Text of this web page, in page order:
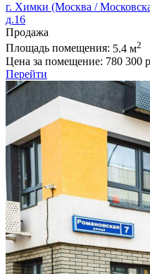
г. Химки (Москва /
д.16
Продажа
Площадь помещения: 5.4 м2
Цена за помещение: 780 300
Перейти